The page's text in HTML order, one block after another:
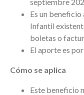
Es un
Infantil
boletas o
El aporte es
Cómo se aplica
Este beneficio